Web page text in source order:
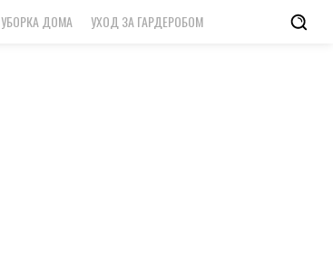
УБОРКА ДОМА УХОД ЗА ГАРДЕРОБОМ